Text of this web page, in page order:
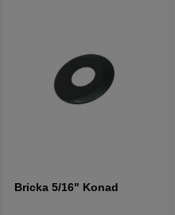
Bricka 5/16" Konad